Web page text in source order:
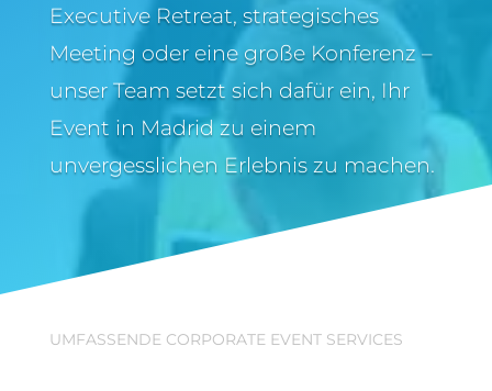
Executive Retreat, strategisches
Meeting oder eine große Konferenz –
unser Team setzt sich dafür ein, Ihr
Event in Madrid zu einem
unvergesslichen Erlebnis zu machen.
UMFASSENDE CORPORATE EVENT SERVICES